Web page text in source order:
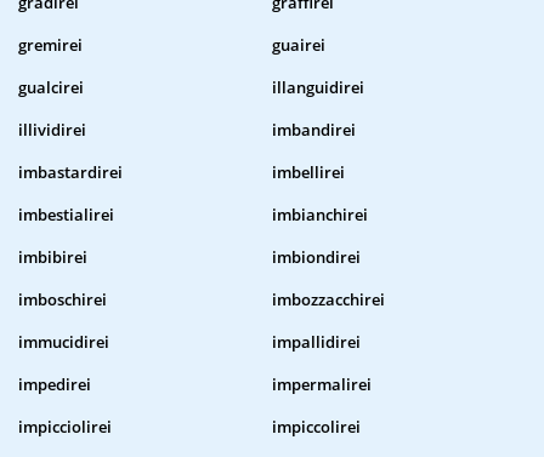
gremirei
guairei
gualcirei
illanguidirei
illividirei
imbandirei
imbastardirei
imbellirei
imbestialirei
imbianchirei
imbibirei
imbiondirei
imboschirei
imbozzacchirei
immucidirei
impallidirei
impedirei
impermalirei
impicciolirei
impiccolirei